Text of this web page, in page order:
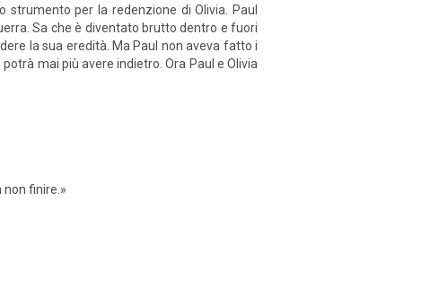
per la redenzione di Olivia. Paul
Sa che è diventato brutto dentro e fuori
la sua eredità. Ma Paul non aveva fatto i
mai più avere indietro. Ora Paul e Olivia
finire.»